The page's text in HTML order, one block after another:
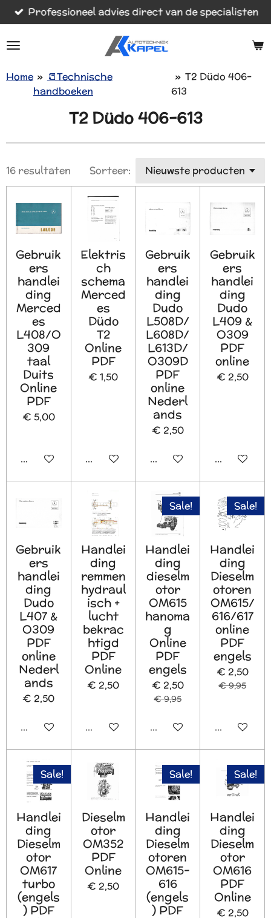
Ga
direct
naar
hoofdinhoud
Professioneel advies direct van de specialisten
Home » 📒Technische
handboeken
» T2 Düdo 406-
613
T2 Düdo 406-613
16 resultaten Sorteer:
Gebruik
ers
handlei
ding
Merced
es
L408/O
309
taal
Duits
Online
PDF
€ 5,00
In winkelwagen
Elektris
ch
schema
Merced
es
Düdo
T2
Online
PDF
€ 1,50
In winkelwagen
Gebruik
ers
handlei
ding
Dudo
L508D/
L608D/
L613D/
O309D
PDF
online
Nederl
ands
€ 2,50
In winkelwagen
Gebruik
ers
handlei
ding
Dudo
L409 &
O309
PDF
online
€ 2,50
In
Gebruik
ers
handlei
ding
Dudo
L407 &
O309
PDF
online
Nederl
ands
€ 2,50
In winkelwagen
Handlei
ding
remmen
hydraul
isch +
lucht
bekrac
htigd
PDF
Online
€ 2,50
In winkelwagen
Sale!
Handlei
ding
dieselm
otor
OM615
hanoma
g
Online
PDF
engels
€ 2,50
€ 9,95
In winkelwagen
Sale!
Handlei
ding
Dieselm
otoren
OM615/
616/617
online
PDF
engels
€ 2,50
€ 9,95
In
Sale!
Handlei
ding
Dieselm
otor
OM617
turbo
(engels
) PDF
Dieselm
otor
OM352
PDF
Online
€ 2,50
Sale!
Handlei
ding
Dieselm
otoren
OM615-
616
(engels
) PDF
Sale!
Handlei
ding
Dieselm
otor
OM616
PDF
Online
€ 2,50